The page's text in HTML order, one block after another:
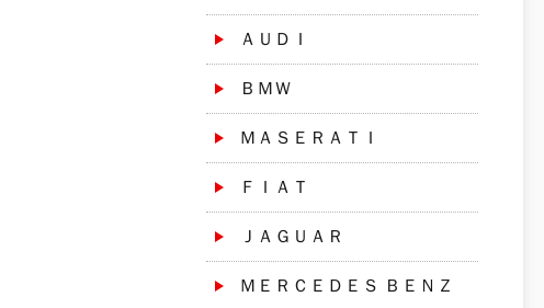
ＡＵＤＩ
ＢＭＷ
ＭＡＳＥＲＡＴＩ
ＦＩＡＴ
ＪＡＧＵＡＲ
ＭＥＲＣＥＤＥＳ ＢＥＮＺ